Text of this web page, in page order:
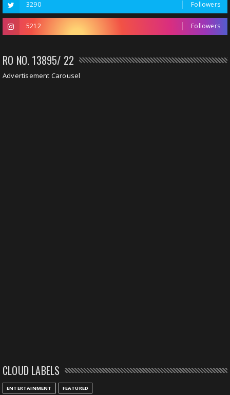
3290 Followers
5212 Followers
RO NO. 13895/ 22
Advertisement Carousel
CLOUD LABELS
ENTERTAINMENT FEATURED